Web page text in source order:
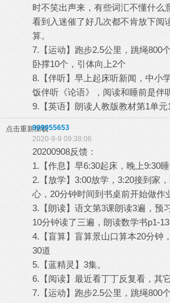
时不笑出声来，有些词汇不懂什么
看到入迷催了好几次都不肯放下阅
算。
7.【运动】跑步2.5公里，跳绳800
卧撑10个，引体向上2个
8.【伴听】早上起床听新闻，中小
饭伴听《论语》，阅读和睡前是伴
9.【英语】朗读人教版教材第1单元
点击重新加载909055653
2020-9-9 09:38:06
20200908反馈：
1.【作息】早6:30起床，晚上9:30
2.【放学】3:00放学，3:20接到家
心，20分钟时间到书桌前开始做作
3.【朗读】语文第3课朗读3遍，预
10分钟读了三遍，朗读数学书p1-13.
4.【盲算】盲算景山口算本20分钟
30道
5.【蓝精灵】3集。
6.【阅读】最近看丁丁反复看，其
7.【运动】跑步2.5公里，跳绳800